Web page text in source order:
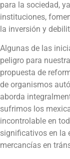
para la sociedad,
instituciones,
la inversión y
Algunas de las
peligro para
propuesta de
de organismos
aborda
sufrimos los
incontrolable en
significativos en la
mercancías en